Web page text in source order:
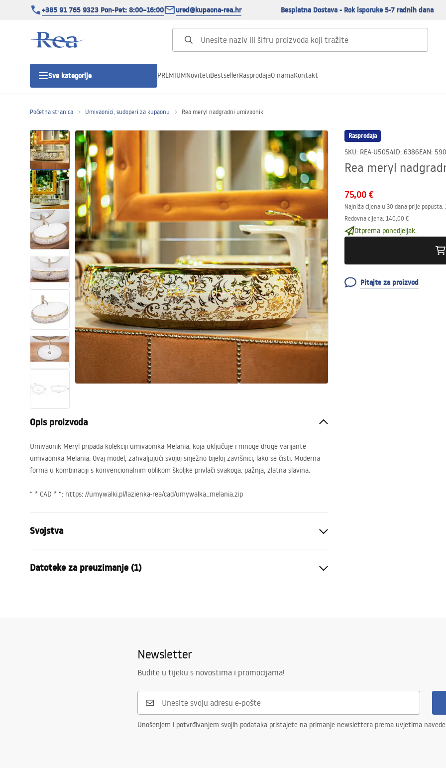
+385 91 765 9323 Pon-Pet: 8:00–16:00 ured@kupaona-rea.hr Besplatna Dostava - Rok isporuke 5-7 radnih dana
Sve kategorije
Tuš vrata
Tuš kade
Tuš Kanalice
WC školjke
Umivaonici
Kade i paravani
Miješalice, pipe, slavine
Tuševi
PREMIUMNovitetiBestsellerRasprodajaO namaKontakt
Početna stranica Umivaonici, sudoperi za kupaonu Rea meryl nadgradni umivaonik
Rasprodaja
SKU: REA-U5054ID: 6386EAN:
Rea meryl
75,00 €
Najniža cijena u 30 dana prije popusta:
Redovna cijena: 140,00 €
Otprema ponedjeljak.
Pitajte za proizvod
Opis proizvoda
Umivaonik Meryl pripada kolekciji umivaonika Melania, koja uključuje i mnoge druge varijante
umivaonika Melania. Ovaj model, zahvaljujući svojoj snježno bijeloj završnici, lako se čisti. Moderna
forma u kombinaciji s konvencionalnim oblikom školjke privlači svakoga. pažnja, zlatna slavina.
“ * CAD * “: https: //umywalki.pl/lazienka-rea/cad/umywalka_melania.zip
Svojstva
Materijal
Boja
Bijela/Zlatna, Uzor
145
NE
NE
Datoteke za preuzimanje (1)
Newsletter
Budite u tijeku s novostima i promocijama!
Unošenjem i potvrđivanjem svojih podataka pristajete na primanje newslettera prema uvjetima